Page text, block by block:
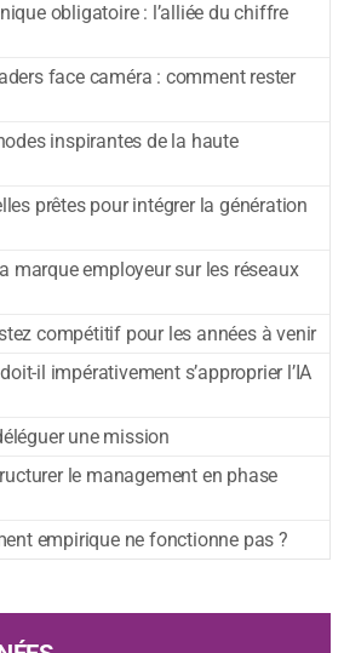
obligatoire : l’alliée du chiffre
face caméra : comment rester
inspirantes de la haute
prêtes pour intégrer la génération
marque employeur sur les réseaux
compétitif pour les années à venir
il impérativement s’approprier l’IA
une mission
le management en phase
empirique ne fonctionne pas ?